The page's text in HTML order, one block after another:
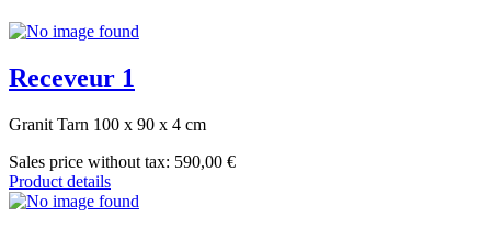
Receveur 1
Granit Tarn 100 x 90 x 4 cm
Sales price without tax: 590,00 €
Product details